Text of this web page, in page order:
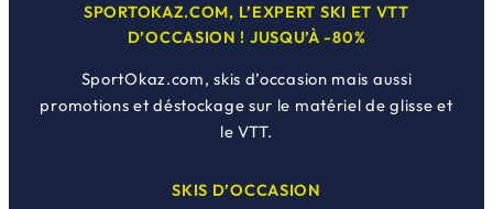
SPORTOKAZ.COM, L’EXPERT SKI ET VTT
D’OCCASION ! JUSQU’À -80%
SportOkaz.com, skis d’occasion mais aussi
promotions et déstockage sur le matériel de glisse et
le VTT.
SKIS D’OCCASION